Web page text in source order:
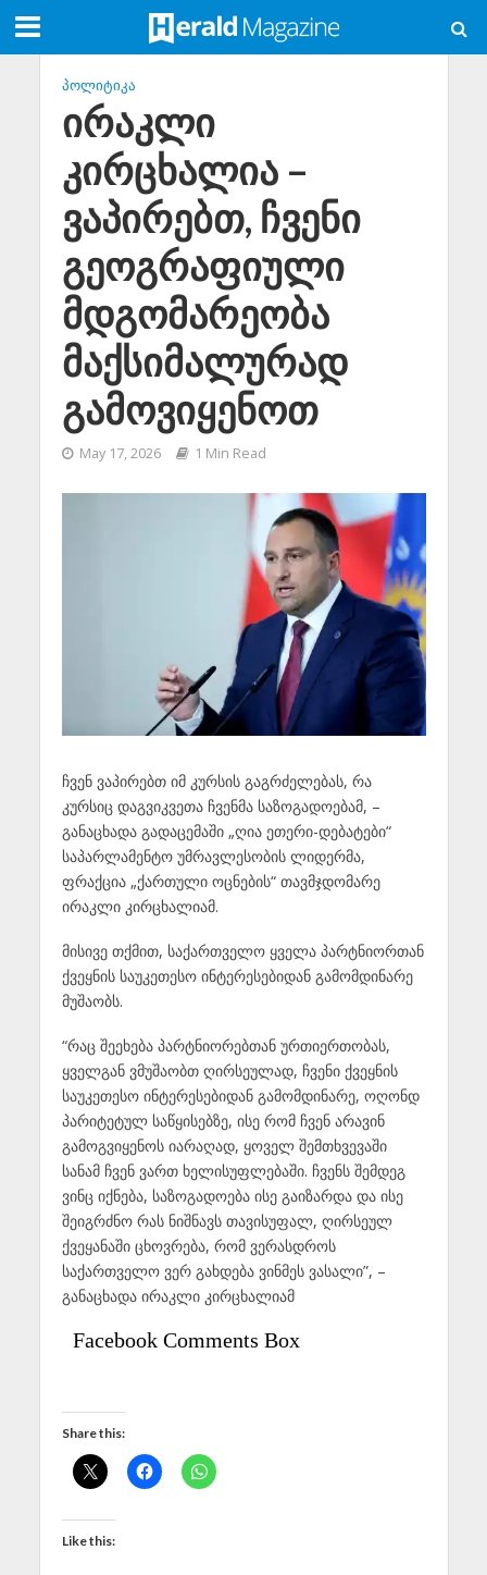
ᲞᲝᲚᲘᲢᲘᲙᲐ
ირაკლი
კირცხალია –
ვაპირებთ, ჩვენი
გეოგრაფიული
მდგომარეობა
მაქსიმალურად
გამოვიყენოთ
May 17, 2026 1 Min Read
ჩვენ ვაპირებთ იმ კურსის გაგრძელებას, რა
კურსიც დაგვიკვეთა ჩვენმა საზოგადოებამ, –
განაცხადა გადაცემაში „ღია ეთერი-დებატები“
საპარლამენტო უმრავლესობის ლიდერმა,
ფრაქცია „ქართული ოცნების“ თავმჯდომარე
ირაკლი კირცხალიამ.
მისივე თქმით, საქართველო ყველა პარტნიორთან
ქვეყნის საუკეთესო ინტერესებიდან გამომდინარე
მუშაობს.
“რაც შეეხება პარტნიორებთან ურთიერთობას,
ყველგან ვმუშაობთ ღირსეულად, ჩვენი ქვეყნის
საუკეთესო ინტერესებიდან გამომდინარე, ოღონდ
პარიტეტულ საწყისებზე, ისე რომ ჩვენ არავინ
გამოგვიყენოს იარაღად, ყოველ შემთხვევაში
სანამ ჩვენ ვართ ხელისუფლებაში. ჩვენს შემდეგ
ვინც იქნება, საზოგადოება ისე გაიზარდა და ისე
შეიგრძნო რას ნიშნავს თავისუფალ, ღირსეულ
ქვეყანაში ცხოვრება, რომ ვერასდროს
საქართველო ვერ გახდება ვინმეს ვასალი”, –
განაცხადა ირაკლი კირცხალიამ
Facebook Comments Box
Share this:
Like this: